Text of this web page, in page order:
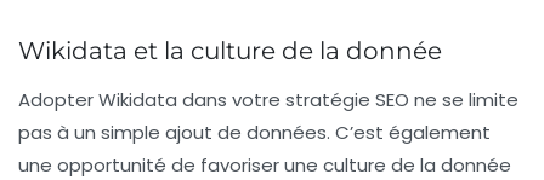
Wikidata et la culture de la donnée
AdopterWikidata dans votre stratégie SEO ne se limite
pas à un simple ajout de données. C’est également
une opportunité de favoriser une culture de la donnée